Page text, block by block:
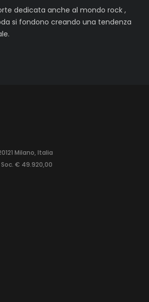
dedicata anche al mondo rock ,
si fondono creando una tendenza
Milano, Italia
€ 49.920,00